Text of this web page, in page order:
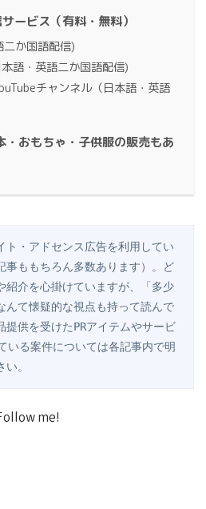
ービス（有料・無料）
二か国語配信)
語・英語二か国語配信)
チャンネル（日本語・英語
おもちゃ・子供服の販売もあ
ト・アドセンス広告を利用してい
事ももちろん多数あります）。ど
紹介を心掛けていますが、「多少
んて懐疑的な視点も持って読んで
提供を受けたPRアイテムやサービ
いる案件については各記事内で明
。
me!